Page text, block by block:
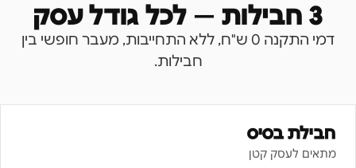
3 חבילות — לכל גודל עסק
דמי התקנה 0 ש"ח, ללא התחייבות, מעבר חופשי בין
חבילות.
חבילת בסיס
מתאים לעסק קטן